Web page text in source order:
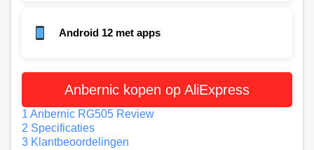
Android 12 met apps
Anbernic kopen op AliExpress
1Anbernic RG505 Review
2 Specificaties
3 Klantbeoordelingen